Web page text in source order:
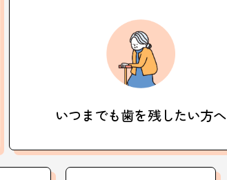
いつまでも歯を残したい方へ